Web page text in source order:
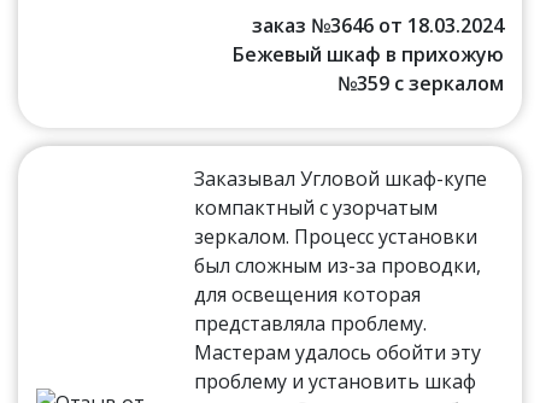
заказ №3646 от 18.03.2024
Бежевый шкаф в прихожую
№359 с зеркалом
Заказывал Угловой шкаф-купе
компактный с узорчатым
зеркалом. Процесс установки
был сложным из-за проводки,
для освещения которая
представляла проблему.
Мастерам удалось обойти эту
проблему и установить шкаф